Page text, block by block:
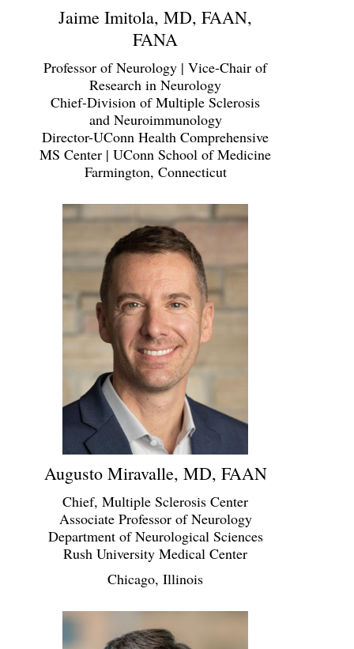
Jaime Imitola, MD, FAAN,
FANA
Professor of Neurology | Vice-Chair of
Research in Neurology
Chief-Division of Multiple Sclerosis
and Neuroimmunology
Director-UConn Health Comprehensive
MS Center | UConn School of Medicine
Farmington, Connecticut
Augusto Miravalle, MD, FAAN
Chief, Multiple Sclerosis Center
Associate Professor of Neurology
Department of Neurological Sciences
Rush University Medical Center
Chicago, Illinois